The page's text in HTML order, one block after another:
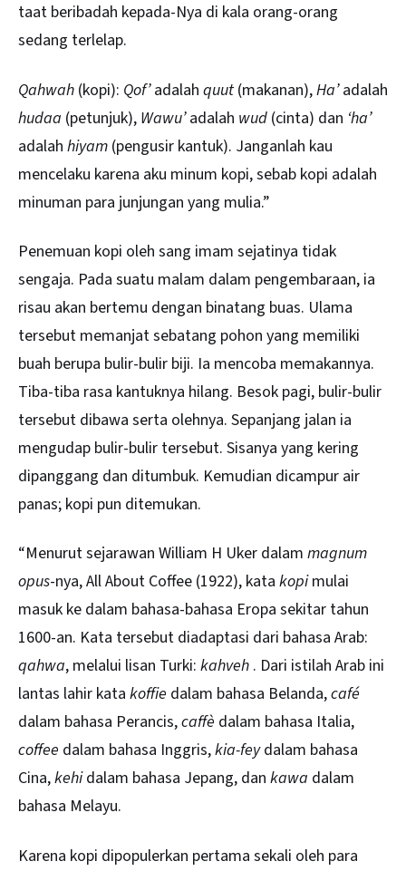
taat beribadah kepada-Nya di kala orang-orang
sedang terlelap.
Qahwah (kopi): Qof’adalah quut (makanan),Ha’adalah
hudaa (petunjuk), Wawu’adalah wud (cinta) dan ‘ha’
adalah hiyam (pengusir kantuk). Janganlah kau
mencelaku karena aku minum kopi, sebab kopi adalah
minuman para junjungan yang mulia.”
Penemuan kopi oleh sang imam sejatinya tidak
sengaja. Pada suatu malam dalam pengembaraan, ia
risau akan bertemu dengan binatang buas. Ulama
tersebut memanjat sebatang pohon yang memiliki
buah berupa bulir-bulir biji. Ia mencoba memakannya.
Tiba-tiba rasa kantuknya hilang. Besok pagi, bulir-bulir
tersebut dibawa serta olehnya. Sepanjang jalan ia
mengudap bulir-bulir tersebut. Sisanya yang kering
dipanggang dan ditumbuk. Kemudian dicampur air
panas; kopi pun ditemukan.
“Menurut sejarawan William H Uker dalam magnum
opus-nya, All About Coffee (1922), kata kopimulai
masuk ke dalam bahasa-bahasa Eropa sekitar tahun
1600-an. Kata tersebut diadaptasi dari bahasa Arab:
qahwa, melalui lisan Turki: kahveh . Dari istilah Arab ini
lantas lahir kata koffie dalam bahasa Belanda,café
dalam bahasa Perancis,caffè dalam bahasa Italia,
coffee dalam bahasa Inggris,kia-feydalam bahasa
Cina,kehidalam bahasa Jepang, dan kawa dalam
bahasa Melayu.
Karena kopi dipopulerkan pertama sekali oleh para